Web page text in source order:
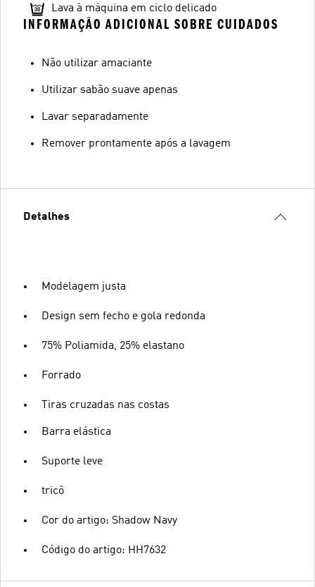
Lava à máquina em ciclo delicado
INFORMAÇÃO ADICIONAL SOBRE CUIDADOS
Não utilizar amaciante
Utilizar sabão suave apenas
Lavar separadamente
Remover prontamente após a lavagem
Detalhes
Modelagem justa
Design sem fecho e gola redonda
75% Poliamida, 25% elastano
Forrado
Tiras cruzadas nas costas
Barra elástica
Suporte leve
tricô
Cor do artigo: Shadow Navy
Código do artigo: HH7632